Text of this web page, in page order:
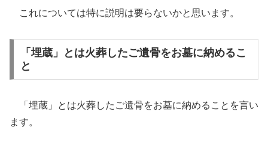
これについては特に説明は要らないかと思います。
「埋蔵」とは火葬したご遺骨をお墓に納めるこ
と
「埋蔵」とは火葬したご遺骨をお墓に納めることを言い
ます。